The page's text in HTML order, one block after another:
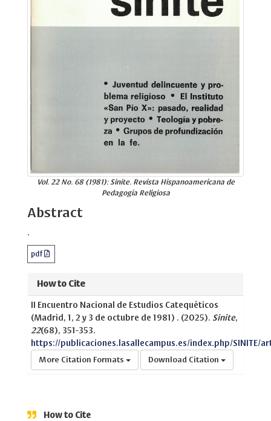
Vol. 22 No. 68 (1981): Sinite. Revista Hispanoamericana de
Pedagogía Religiosa
Abstract
.
pdf
How to Cite
II Encuentro Nacional de Estudios Catequéticos
(Madrid, 1, 2 y 3 de octubre de 1981) . (2025). Sinite,
22(68), 351-353.
https://publicaciones.lasallecampus.es/index.php/SINITE/
More Citation Formats Download Citation
How to Cite